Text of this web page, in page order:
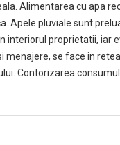
Alimentarea cu apa
Apele pluviale sunt
interiorul proprietatii, iar
menajere, se face in
Contorizarea